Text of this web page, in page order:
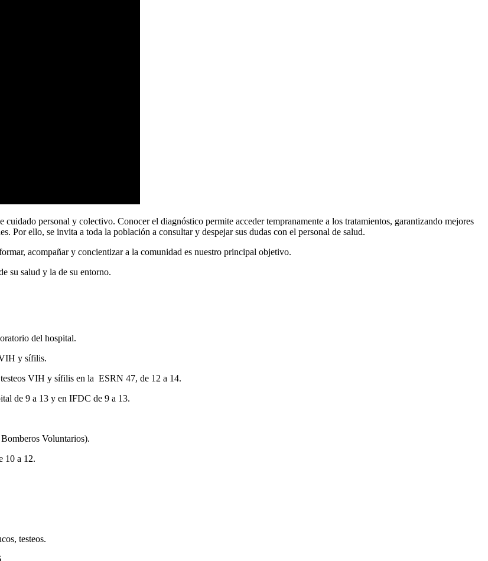
personal y colectivo. Conocer el diagnóstico permite acceder tempranamente a los tratamientos, garantizando mejores
Por ello, se invita a toda la población a consultar y despejar sus dudas con el personal de salud.
acompañar y concientizar a la comunidad es nuestro principal objetivo.
su salud y la de su entorno.
del hospital.
y sífilis.
VIH y sífilis en la ESRN 47, de 12 a 14.
de 9 a 13 y en IFDC de 9 a 13.
Voluntarios).
10 a 12.
testeos.